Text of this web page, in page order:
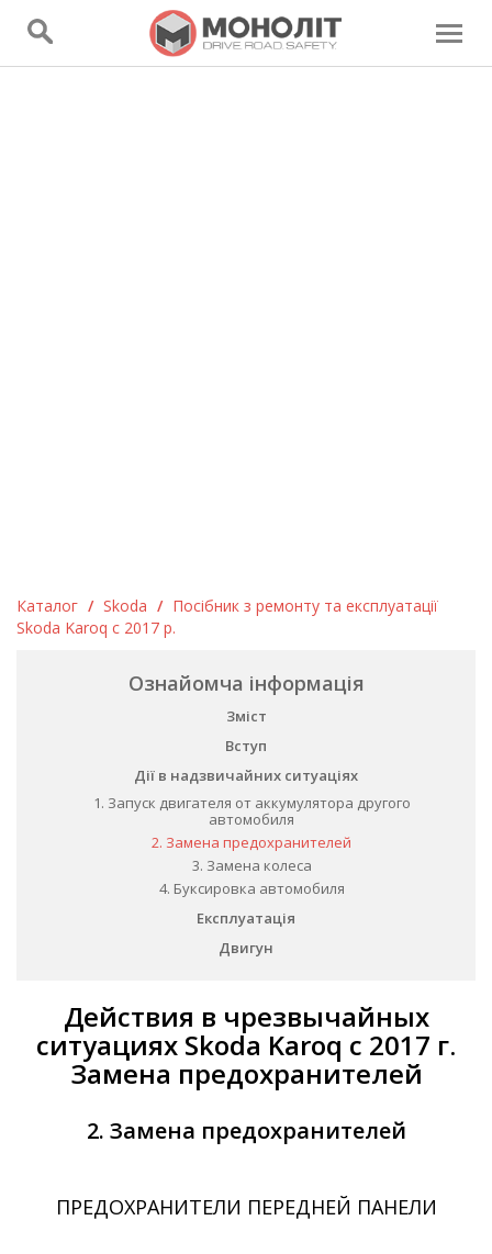
Каталог / Skoda / Посібник з ремонту та експлуатації
Skoda Karoq c 2017 р.
Ознайомча інформація
Зміст
Вступ
Дії в надзвичайних ситуаціях
1. Запуск двигателя от аккумулятора другого
автомобиля
2. Замена предохранителей
3. Замена колеса
4. Буксировка автомобиля
Експлуатація
Двигун
Действия в чрезвычайных
ситуациях Skoda Karoq c 2017 г.
Замена предохранителей
2. Замена предохранителей
ПРЕДОХРАНИТЕЛИ ПЕРЕДНЕЙ ПАНЕЛИ